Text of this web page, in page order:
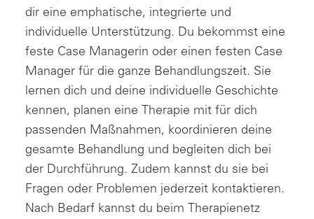
dir eine emphatische, integrierte und
individuelle Unterstützung. Du bekommst eine
feste Case Managerin oder einen festen Case
Manager für die ganze Behandlungszeit. Sie
lernen dich und deine individuelle Geschichte
kennen, planen eine Therapie mit für dich
passenden Maßnahmen, koordinieren deine
gesamte Behandlung und begleiten dich bei
der Durchführung. Zudem kannst du sie bei
Fragen oder Problemen jederzeit kontaktieren.
Nach Bedarf kannst du beim Therapienetz